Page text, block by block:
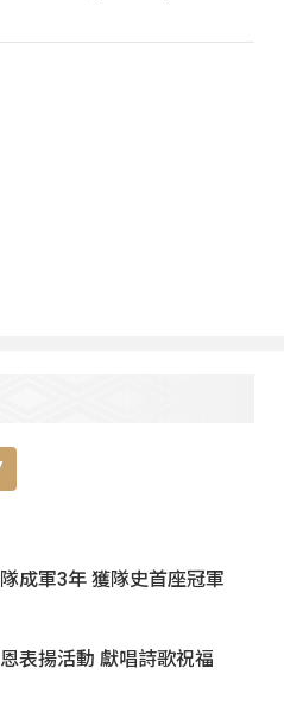
成軍3年 獲隊史首座冠軍
表揚活動 獻唱詩歌祝福